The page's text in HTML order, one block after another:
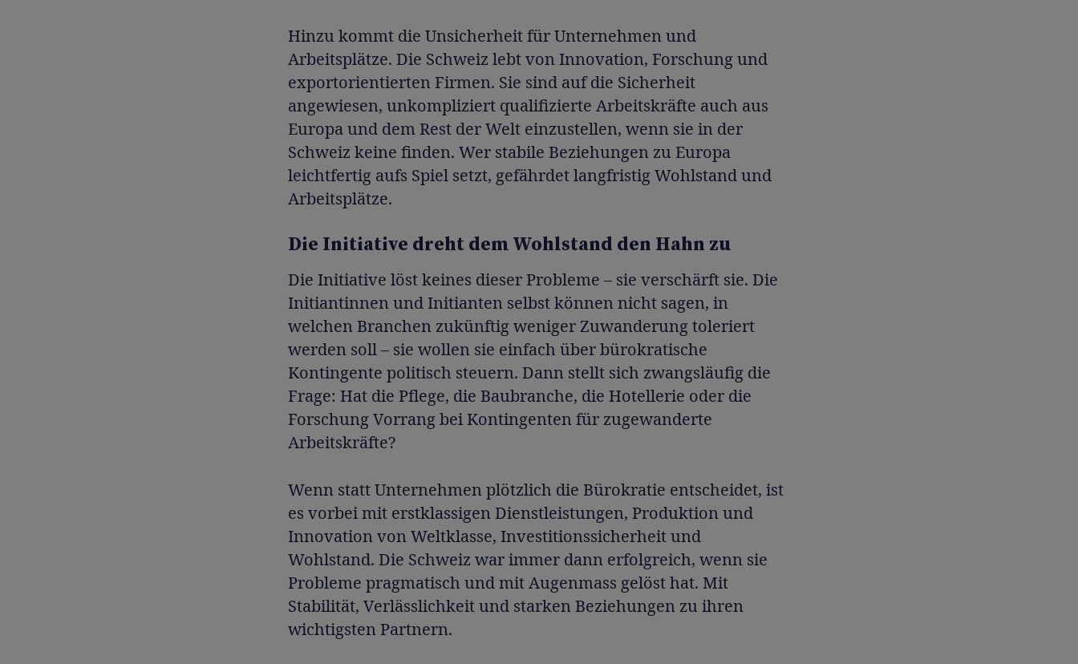
Hinzu kommt die Unsicherheit für Unternehmen und
Arbeitsplätze. Die Schweiz lebt von Innovation, Forschung und
exportorientierten Firmen. Sie sind auf die Sicherheit
angewiesen, unkompliziert qualifizierte Arbeitskräfte auch aus
Europa und dem Rest der Welt einzustellen, wenn sie in der
Schweiz keine finden. Wer stabile Beziehungen zu Europa
leichtfertig aufs Spiel setzt, gefährdet langfristig Wohlstand und
Arbeitsplätze.
Die Initiative dreht dem Wohlstand den Hahn zu
Die Initiative löst keines dieser Probleme – sie verschärft sie. Die
Initiantinnen und Initianten selbst können nicht sagen, in
welchen Branchen zukünftig weniger Zuwanderung toleriert
werden soll – sie wollen sie einfach über bürokratische
Kontingente politisch steuern. Dann stellt sich zwangsläufig die
Frage: Hat die Pflege, die Baubranche, die Hotellerie oder die
Forschung Vorrang bei Kontingenten für zugewanderte
Arbeitskräfte?
Wenn statt Unternehmen plötzlich die Bürokratie entscheidet, ist
es vorbei mit erstklassigen Dienstleistungen, Produktion und
Innovation von Weltklasse, Investitionssicherheit und
Wohlstand. Die Schweiz war immer dann erfolgreich, wenn sie
Probleme pragmatisch und mit Augenmass gelöst hat. Mit
Stabilität, Verlässlichkeit und starken Beziehungen zu ihren
wichtigsten Partnern.